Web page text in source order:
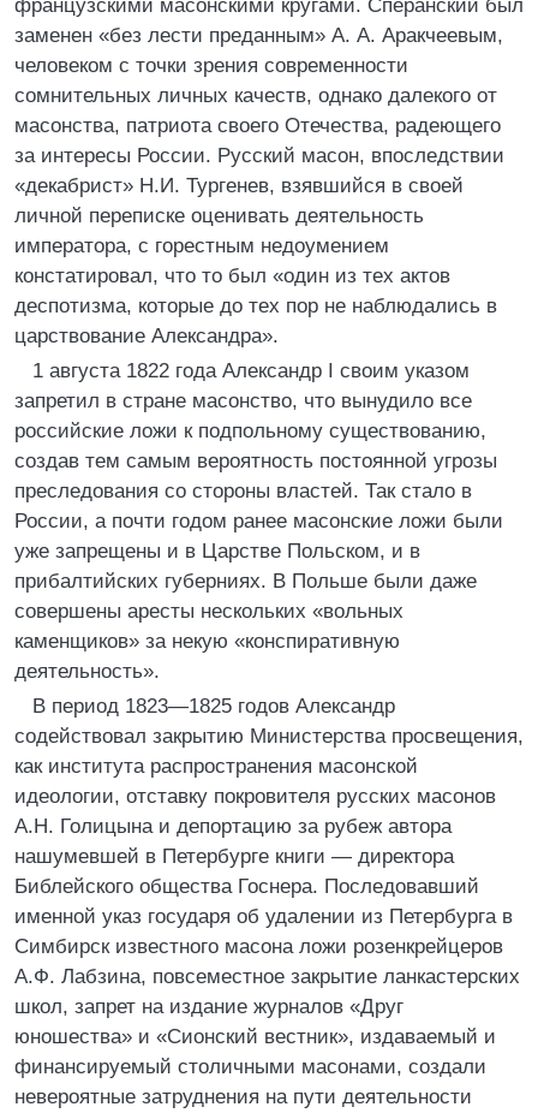
французскими масонскими кругами. Сперанский был
заменен «без лести преданным» А. А. Аракчеевым,
человеком с точки зрения современности
сомнительных личных качеств, однако далекого от
масонства, патриота своего Отечества, радеющего
за интересы России. Русский масон, впоследствии
«декабрист» Н.И. Тургенев, взявшийся в своей
личной переписке оценивать деятельность
императора, с горестным недоумением
констатировал, что то был «один из тех актов
деспотизма, которые до тех пор не наблюдались в
царствование Александра».
1 августа 1822 года Александр I своим указом
запретил в стране масонство, что вынудило все
российские ложи к подпольному существованию,
создав тем самым вероятность постоянной угрозы
преследования со стороны властей. Так стало в
России, а почти годом ранее масонские ложи были
уже запрещены и в Царстве Польском, и в
прибалтийских губерниях. В Польше были даже
совершены аресты нескольких «вольных
каменщиков» за некую «конспиративную
деятельность».
В период 1823—1825 годов Александр
содействовал закрытию Министерства просвещения,
как института распространения масонской
идеологии, отставку покровителя русских масонов
А.Н. Голицына и депортацию за рубеж автора
нашумевшей в Петербурге книги — директора
Библейского общества Госнера. Последовавший
именной указ государя об удалении из Петербурга в
Симбирск известного масона ложи розенкрейцеров
А.Ф. Лабзина, повсеместное закрытие ланкастерских
школ, запрет на издание журналов «Друг
юношества» и «Сионский вестник», издаваемый и
финансируемый столичными масонами, создали
невероятные затруднения на пути деятельности